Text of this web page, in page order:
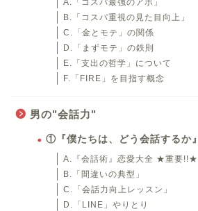
A.「コスパ最強のアポ」
B.「コスパ重視の見た目向上」
C.「金とモテ」の関係
D.「まずモテ」の鉄則
E.「支出の哲学」について
F.「FIRE」を目指す概念
男の"会話力"
①『僕たちは、どう会話するか』
A.『会話術』恋愛大全 ★重要!!★
B.「間違いの典型」
C.「会話力向上レッスン」
D.「LINE」やりとり